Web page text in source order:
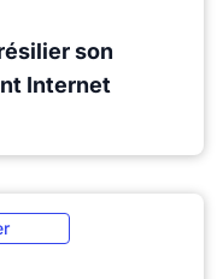
son
Internet